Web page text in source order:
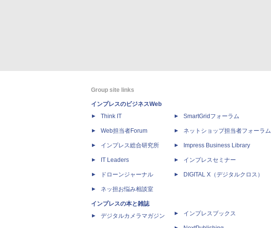
Group site links
インプレスのビジネスWeb
Think IT
Web担当者Forum
インプレス総合研究所
IT Leaders
ドローンジャーナル
ネッ担お悩み相談室
インプレスの本と雑誌
デジタルカメラマガジン
SmartGridフォーラム
ネットショップ担当者フォーラム
Impress Business Library
インプレスセミナー
DIGITAL X（デジタルクロス）
インプレスブックス